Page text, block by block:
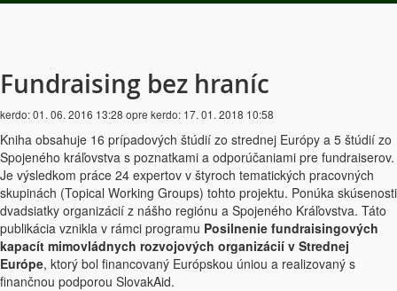
Fundraising bez hraníc
kerdo:01. 06. 2016 13:28 opre kerdo: 17. 01. 2018 10:58
Kniha obsahuje 16 prípadových štúdií zo strednej Európy a 5 štúdií zo
Spojeného kráľovstva s poznatkami a odporúčaniami pre fundraiserov.
Je výsledkom práce 24 expertov v štyroch tematických pracovných
skupinách (Topical Working Groups) tohto projektu. Ponúka skúsenosti
dvadsiatky organizácií z nášho regiónu a Spojeného Kráľovstva. Táto
publikácia vznikla v rámci programu Posilnenie fundraisingových
kapacít mimovládnych rozvojových organizácií v Strednej
Európe, ktorý bol financovaný Európskou úniou a realizovaný s
finančnou podporou SlovakAid.